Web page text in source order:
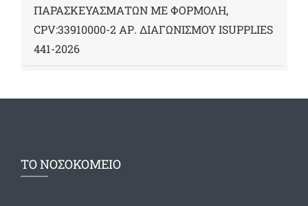
ΠΑΡΑΣΚΕΥΑΣΜΑΤΩΝ ΜΕ ΦΟΡΜΟΛΗ,
CPV:33910000-2 ΑΡ. ΔΙΑΓΩΝΙΣΜΟΥ ΙSUPPLIES
441-2026
ΤΟ ΝΟΣΟΚΟΜΕΙΟ